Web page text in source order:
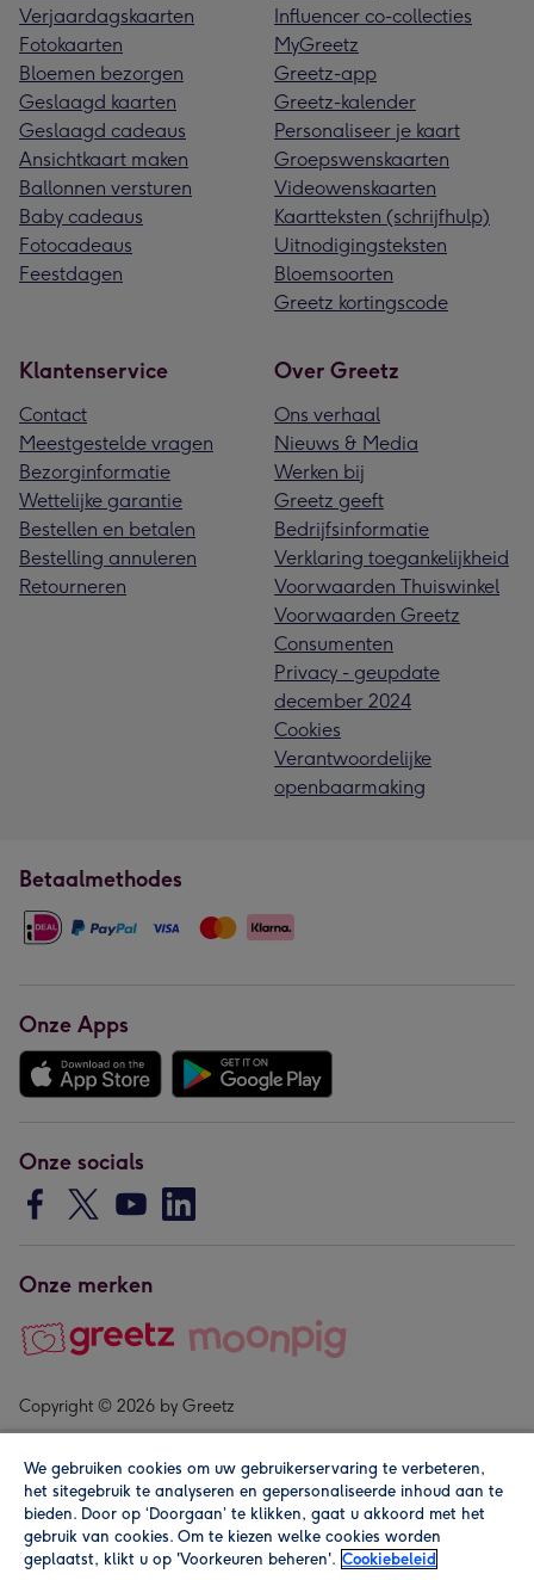
Verjaardagskaarten
Fotokaarten
Bloemen bezorgen
Geslaagd kaarten
Geslaagd cadeaus
Ansichtkaart maken
Ballonnen versturen
Baby cadeaus
Fotocadeaus
Feestdagen
Influencer co-collecties
MyGreetz
Greetz-app
Greetz-kalender
Personaliseer je kaart
Groepswenskaarten
Videowenskaarten
Kaartteksten (schrijfhulp)
Uitnodigingsteksten
Bloemsoorten
Greetz kortingscode
Klantenservice
Contact
Meestgestelde vragen
Bezorginformatie
Wettelijke garantie
Bestellen en betalen
Bestelling annuleren
Retourneren
Over Greetz
Ons verhaal
Nieuws & Media
Werken bij
Greetz geeft
Bedrijfsinformatie
Verklaring toegankelijkheid
Voorwaarden Thuiswinkel
Voorwaarden Greetz
Consumenten
Privacy - geupdate
december 2024
Cookies
Verantwoordelijke
openbaarmaking
Betaalmethodes
Onze Apps
Onze socials
Onze merken
Copyright © 2026 by Greetz
Alle prijzen zijn inclusief btw en andere heffingen. Lees de
We gebruiken cookies om uw gebruikerservaring te verbeteren,
het sitegebruik te analyseren en gepersonaliseerde inhoud aan te
bieden. Door op ‘Doorgaan’ te klikken, gaat u akkoord met het
gebruik van cookies. Om te kiezen welke cookies worden
geplaatst, klikt u op 'Voorkeuren beheren'. Cookiebeleid